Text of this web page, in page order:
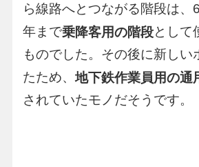
ら線路へとつながる階段は、
年まで乗降客用の階段として
ものでした。その後に新しい
たため、地下鉄作業員用の通
されていたモノだそうです。